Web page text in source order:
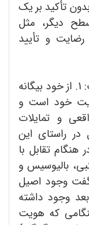
تأکید بر یک
دیگر، مثل
رضایت و تأیید
این مفهوم شامل سه بعد اساسی است: 1. از خود بیگانه
خود است و
و تمایلات
اصیل در راستای این
در هنگام تقابل با
بالیوسیس و
گفت وجود اصیل
وجود داشته
که هویت